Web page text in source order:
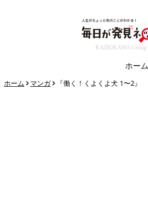
KADOKAWA Group
ホーム
ホーム マンガ 『働く！くよくよ犬 1〜2』